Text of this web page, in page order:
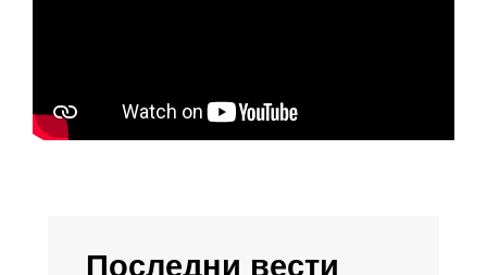
Последни вести